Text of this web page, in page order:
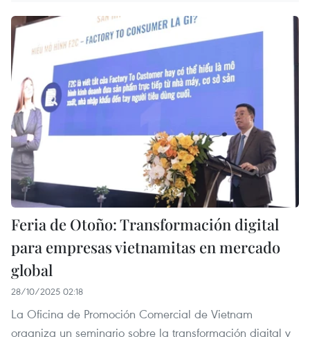
Feria de Otoño: Transformación digital
para empresas vietnamitas en mercado
global
28/10/2025 02:18
La Oficina de Promoción Comercial de Vietnam
organiza un seminario sobre la transformación digital y